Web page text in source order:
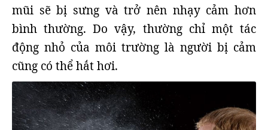
mũi sẽ bị sưng và trở nên nhạy cảm hơn
bình thường. Do vậy, thường chỉ một tác
động nhỏ của môi trường là người bị cảm
cũng có thể hắt hơi.